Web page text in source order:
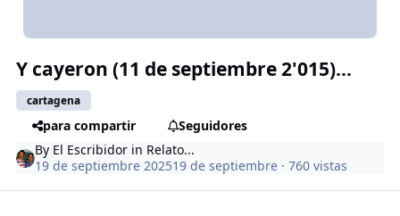
Y cayeron (11 de septiembre 2'015)...
cartagena
para compartir
Seguidores
By El Escribidor in Relato...
19 de septiembre 202519 de septiembre · 760 vistas